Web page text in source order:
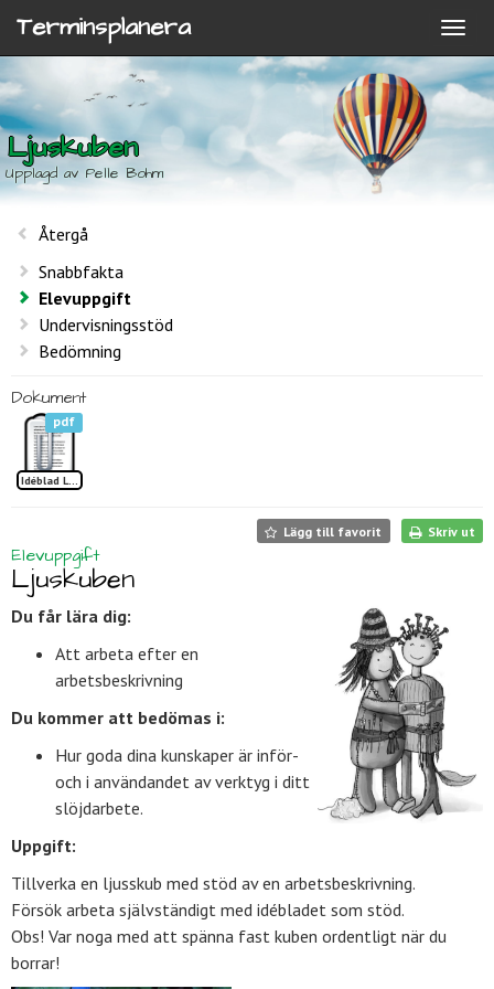
Terminsplanera
Ljuskuben
Upplagd av Pelle Bohm
Återgå
Snabbfakta
Elevuppgift
Undervisningsstöd
Bedömning
Dokument
pdf
Idéblad Ljuskuben
Lägg till favorit Skriv ut
Elevuppgift
Ljuskuben
Du får lära dig:
Att arbeta efter en
arbetsbeskrivning
Du kommer att bedömas i:
Hur goda dina kunskaper är inför-
och i användandet av verktyg i ditt
slöjdarbete.
Uppgift:
Tillverka en ljusskub med stöd av en arbetsbeskrivning.
Försök arbeta självständigt med idébladet som stöd.
Obs! Var noga med att spänna fast kuben ordentligt när du
borrar!